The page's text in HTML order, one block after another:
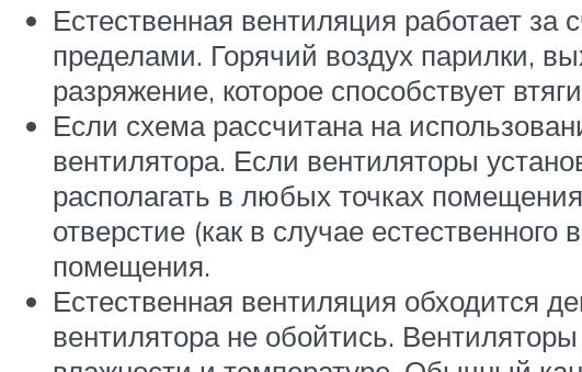
Естественная вентиляция работает
пределами. Горячий воздух парилки,
разряжение, которое способствует
Если схема рассчитана на
вентилятора. Если вентиляторы
располагать в любых точках
отверстие (как в случае
помещения.
Естественная вентиляция обходится
вентилятора не обойтись.